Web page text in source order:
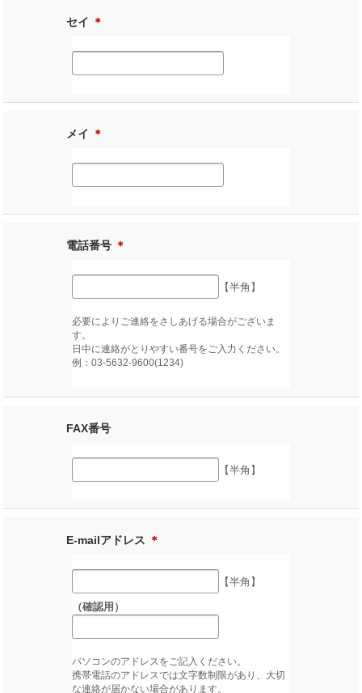
セイ ＊
メイ ＊
電話番号 ＊
【半角】
必要によりご連絡をさしあげる場合がございま
す。
日中に連絡がとりやすい番号をご入力ください。
例：03-5632-9600(1234)
FAX番号
【半角】
E-mailアドレス ＊
【半角】
（確認用）
パソコンのアドレスをご記入ください。
携帯電話のアドレスでは文字数制限があり、大切
な連絡が届かない場合があります。